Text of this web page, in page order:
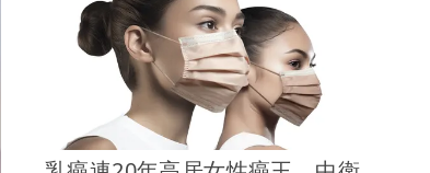
已由國道警方調查處理中